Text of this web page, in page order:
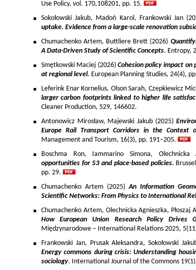
Use Policy, vol. 170,108201, pp. 15.
Sokołowski Jakub, Madoń Karol, Frankowski Jan
uptake. Evidence from a large-scale renovation
Chumachenko Artem, Buttliere Brett (2026)
A Data-Driven Study of Scientific Concepts. Entropy,
Smętkowski Maciej (2026) Cohesion policy impact
at regional level. European Planning Studies, 24(4),
Leferink Enar Kornelius, Olson Sarah, Czepkiewicz
larger carbon footprints linked to higher life
Cleaner Production, 529, 146602.
Antonowicz Mirosław, Majewski Jakub (2025)
Europe Rail Transport Corridors in the Context
Management and Tourism, 16(3), pp. 191–205.
Boschma Ron, Iammarino Simona, Olechnicka
opportunities for S3 and place-based policies.
pp. 29.
Chumachenko Artem (2025)An Information
Scientific Networks: From Physics to International
Chumachenko Artem, Olechnicka Agnieszka, Płoszaj
How European Union Research Policy Drives
Międzynarodowe – International Relations 2025,
Frankowski Jan, Prusak Aleksandra, Sokołowski
Energy commons during crisis: Understanding
sociology. International Journal of the Commons